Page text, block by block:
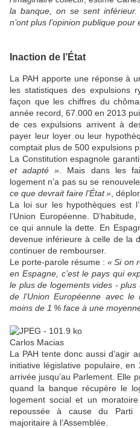
la banque, on se sent inférieur.
n’ont plus l’opinion publique
Inaction de l’État
La PAH apporte une réponse à
les statistiques des expulsions
façon que les chiffres du
année record, 67.000 en 2013
de ces expulsions arrivent à
payer leur loyer ou leur
comptait plus de 500 expulsions
La Constitution espagnole
et adapté ». Mais dans les
logement n’a pas su se
ce que devrait faire l’État» ,
La loi sur les hypothèques est
l’Union Européenne.
ce qui annule la dette. En
devenue inférieure à celle de la
continuer de rembourser.
Le porte-parole résume :« Si on
en Espagne, c’est le pays qui
le plus de logements vides - plus
de l’Union Européenne avec
moins de 1 % face à une
Carlos Macias
La PAH tente donc aussi d’agir
initiative législative populaire,
arrivée jusqu’au Parlement. Elle
quand la banque récupère le
logement social et un
repoussée à cause du Parti
majoritaire à l’Assemblée.